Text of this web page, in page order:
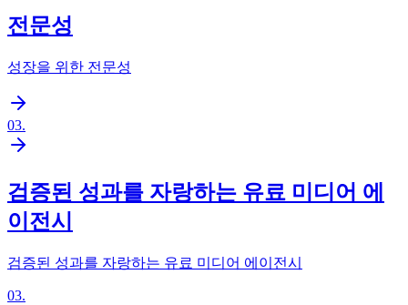
전문성
성장을 위한 전문성
03.
검증된 성과를 자랑하는 유료 미디어 에
이전시
검증된 성과를 자랑하는 유료 미디어 에이전시
03.